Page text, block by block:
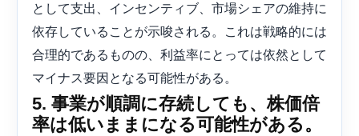
として支出、インセンティブ、市場シェアの維持に
依存していることが示唆される。これは戦略的には
合理的であるものの、利益率にとっては依然として
マイナス要因となる可能性がある。
5. 事業が順調に存続しても、株価倍
率は低いままになる可能性がある。